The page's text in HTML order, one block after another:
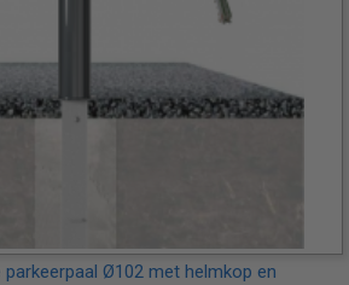
Ø102 met helmkop en